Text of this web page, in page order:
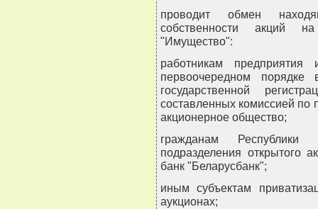
проводит обмен
собственности акций
"Имущество":
работникам
первоочередном
государственной
составленных комиссией по
акционерное общество;
гражданам
подразделения открытого
банк "Беларусбанк";
иным субъектам
аукционах;